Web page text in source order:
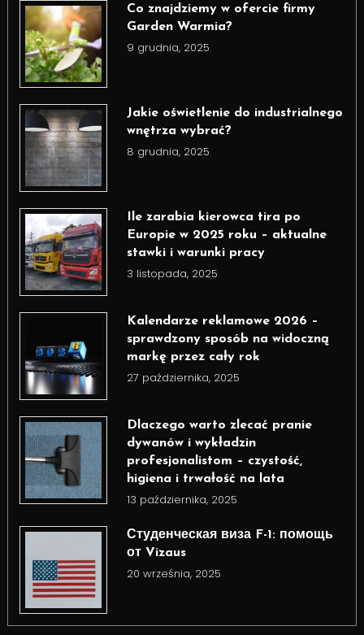
Co znajdziemy w ofercie firmy
Garden Warmia?
9 grudnia, 2025
Jakie oświetlenie do industrialnego
wnętrza wybrać?
8 grudnia, 2025
Ile zarabia kierowca tira po
Europie w 2025 roku – aktualne
stawki i warunki pracy
3 listopada, 2025
Kalendarze reklamowe 2026 –
sprawdzony sposób na widoczną
markę przez cały rok
27 października, 2025
Dlaczego warto zlecać pranie
dywanów i wykładzin
profesjonalistom – czystość,
higiena i trwałość na lata
13 października, 2025
Студенческая виза F-1: помощь
от Vizaus
20 września, 2025